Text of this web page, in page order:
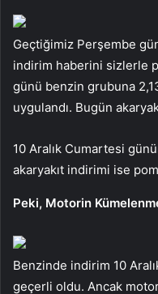
Geçtiğimiz Perşembe
indirim haberini sizlerle
günü benzin grubuna
uygulandı. Bugün
10 Aralık Cumartesi
akaryakıt indirimi ise
Peki, Motorin
Benzinde indirim 10
geçerli oldu. Ancak